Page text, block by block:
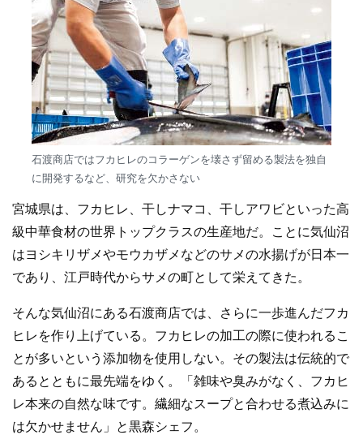
石渡商店ではフカヒレのコラーゲンを壊さず留める製法を独自
に開発するなど、研究を欠かさない
宮城県は、フカヒレ、干しナマコ、干しアワビといった高
級中華食材の世界トップクラスの生産地だ。ことに気仙沼
はヨシキリザメやモウカザメなどのサメの水揚げが日本一
であり、江戸時代からサメの町として栄えてきた。
そんな気仙沼にある石渡商店では、さらに一歩進んだフカ
ヒレを作り上げている。フカヒレの加工の際に使われるこ
とが多いという添加物を使用しない。その製法は伝統的で
あるとともに最先端をゆく。「雑味や臭みがなく、フカヒ
レ本来の自然な味です。繊細なスープと合わせる煮込みに
は欠かせません」と黒森シェフ。